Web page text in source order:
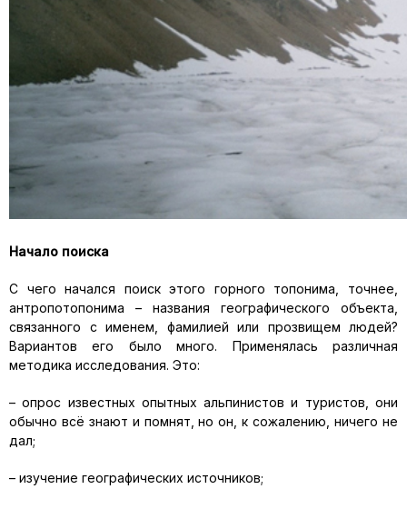
Начало поиска
С чего начался поиск этого горного топонима, точнее,
антропотопонима – названия географического объекта,
связанного с именем, фамилией или прозвищем людей?
Вариантов его было много. Применялась различная
методика исследования. Это:
– опрос известных опытных альпинистов и туристов, они
обычно всё знают и помнят, но он, к сожалению, ничего не
дал;
– изучение географических источников;